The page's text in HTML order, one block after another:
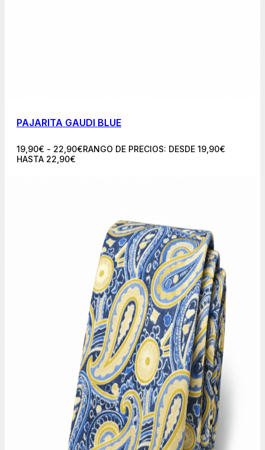
PAJARITA GAUDI BLUE
19,90€ - 22,90€RANGO DE PRECIOS: DESDE 19,90€
HASTA 22,90€